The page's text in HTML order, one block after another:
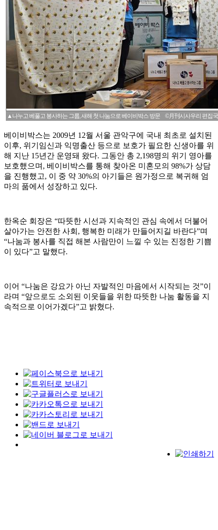
▲나누고 베풀고 봉사하는 그룹, 새해 첫 나눔으로 베이비박스 방문 ©月刊시사우리 편집국
베이비박스는 2009년 12월 서울 관악구에 국내 최초로 설치된
이후, 위기임신과 익명출산 등으로 보호가 필요한 신생아를 위
해 지난 15년간 운영돼 왔다. 그동안 총 2,198명의 위기 영아를
보호했으며, 베이비박스를 통해 찾아온 미혼모의 98%가 상담
을 진행했고, 이 중 약 30%의 아기들은 원가정으로 복귀해 엄
마의 품에서 성장하고 있다.
한옥순 회장은 “따뜻한 시선과 지속적인 관심 속에서 더불어
살아가는 안전한 사회, 행복한 미래가 만들어지길 바란다”며
“나눔과 봉사를 직접 해본 사람만이 느낄 수 있는 진정한 기쁨
이 있다”고 말했다.
이어 “나눔은 강요가 아닌 자발적인 마음에서 시작되는 것”이
라며 “앞으로도 소외된 이웃들을 위한 따뜻한 나눔 활동을 지
속적으로 이어가겠다”고 밝혔다.